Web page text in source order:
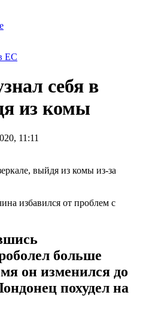
ЕС
себя в
из комы
11:11
избавился от проблем с
больше
он изменился до
похудел на